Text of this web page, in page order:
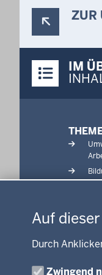
Auf
Durch
Zwingend
ZUR
Inhalte
IM